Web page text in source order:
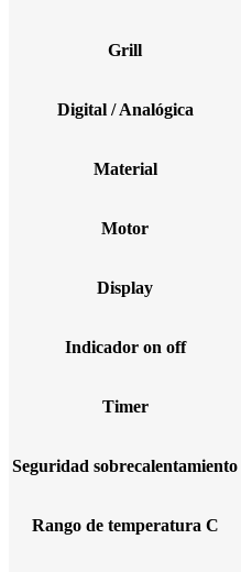
Grill
Digital / Analógica
Material
Motor
Display
Indicador on off
Timer
Seguridad sobrecalentamiento
Rango de temperatura C